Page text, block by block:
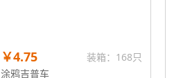
￥4.75
装箱：168只
涂鸦吉普车